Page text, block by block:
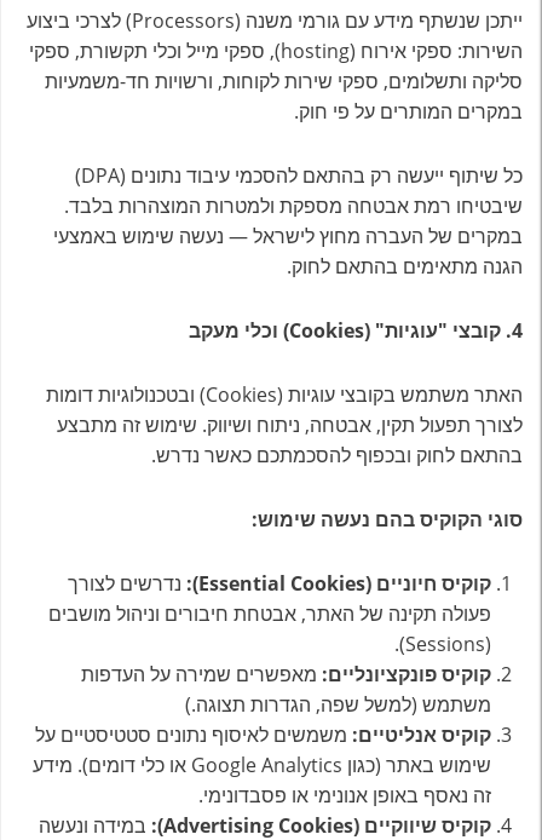
ייתכן שנשתף מידע עם גורמי משנה (Processors) לצרכי ביצוע
השירות: ספקי אירוח (hosting), ספקי מייל וכלי תקשורת, ספקי
סליקה ותשלומים, ספקי שירות לקוחות, ורשויות חד-משמעיות
במקרים המותרים על פי חוק.
כל שיתוף ייעשה רק בהתאם להסכמי עיבוד נתונים (DPA)
שיבטיחו רמת אבטחה מספקת ולמטרות המוצהרות בלבד.
במקרים של העברה מחוץ לישראל — נעשה שימוש באמצעי
הגנה מתאימים בהתאם לחוק.
4. קובצי "עוגיות" (Cookies) וכלי מעקב
האתר משתמש בקובצי עוגיות (Cookies) ובטכנולוגיות דומות
לצורך תפעול תקין, אבטחה, ניתוח ושיווק. שימוש זה מתבצע
בהתאם לחוק ובכפוף להסכמתכם כאשר נדרש.
סוגי הקוקיס בהם נעשה שימוש:
קוקיס חיוניים (Essential Cookies):
נדרשים לצורך
פעולה תקינה של האתר, אבטחת חיבורים וניהול מושבים
(Sessions).
קוקיס פונקציונליים: מאפשרים שמירה על העדפות
משתמש (למשל שפה, הגדרות תצוגה.)
קוקיס אנליטיים: משמשים לאיסוף נתונים סטטיסטיים על
שימוש באתר (כגון Google Analytics או כלי דומים). מידע
זה נאסף באופן אנונימי או פסבדונימי.
קוקיס שיווקיים (Advertising Cookies):
במידה ונעשה